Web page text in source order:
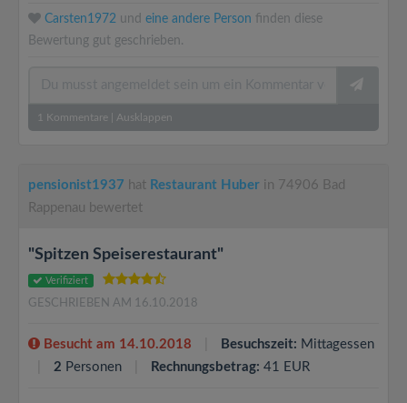
Carsten1972 und eine andere Person finden diese
Bewertung gut geschrieben.
1 Kommentare Ausklappen
pensionist1937 hat Restaurant Huber in 74906 Bad
Rappenau bewertet
"Spitzen Speiserestaurant"
Verifiziert
GESCHRIEBEN AM 16.10.2018
Besucht am 14.10.2018 Besuchszeit: Mittagessen
2 Personen Rechnungsbetrag: 41 EUR